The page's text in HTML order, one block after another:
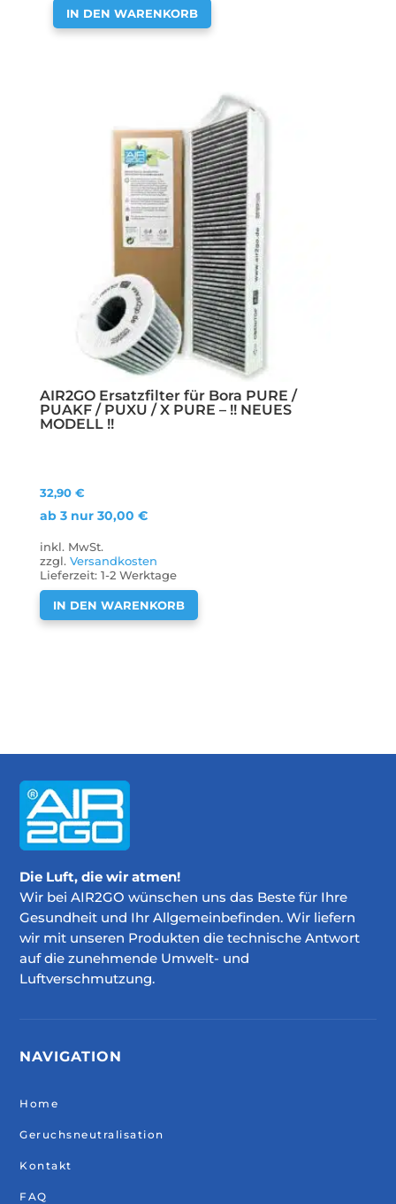
IN DEN WARENKORB
AIR2GO Ersatzfilter für Bora PURE /
PUAKF / PUXU / X PURE – !! NEUES
MODELL !!
32,90€
ab 3 nur30,00€
inkl. MwSt.
zzgl.Versandkosten
Lieferzeit:1-2 Werktage
IN DEN WARENKORB
Die Luft, die wir atmen!
Wir bei AIR2GO wünschen uns das Beste für Ihre
Gesundheit und Ihr Allgemeinbefinden. Wir liefern
wir mit unseren Produkten die technische Antwort
auf die zunehmende Umwelt- und
Luftverschmutzung.
NAVIGATION
Home
Geruchsneutralisation
Kontakt
FAQ